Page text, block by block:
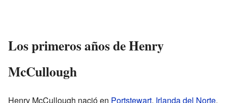
Los primeros años de Henry
McCullough
Henry McCullough nació en Portstewart, Irlanda del Norte.